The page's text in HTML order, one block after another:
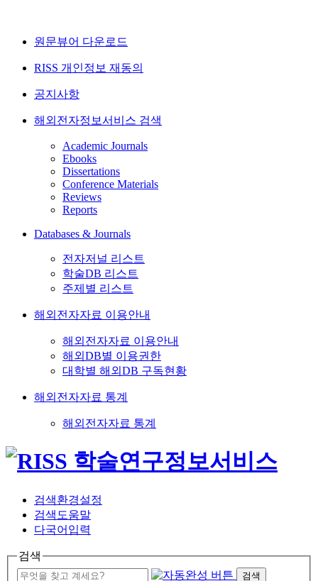
원문뷰어 다운로드
RISS 개인정보 재동의
공지사항
해외전자정보서비스 검색
Academic Journals
Ebooks
Dissertations
Conference Materials
Reviews
Reports
Databases & Journals
전자저널 리스트
학술DB 리스트
주제별 리스트
해외전자자료 이용안내
해외전자자료 이용안내
해외DB별 이용권한
대학별 해외DB 구독현황
해외전자자료 통계
해외전자자료 통계
검색환경설정
검색도움말
다국어입력
검색
검색